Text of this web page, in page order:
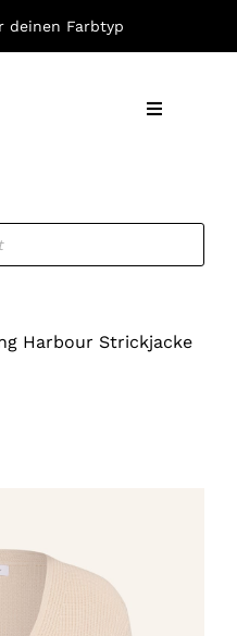
deinen Farbtyp
Toggle
Harbour Strickjacke